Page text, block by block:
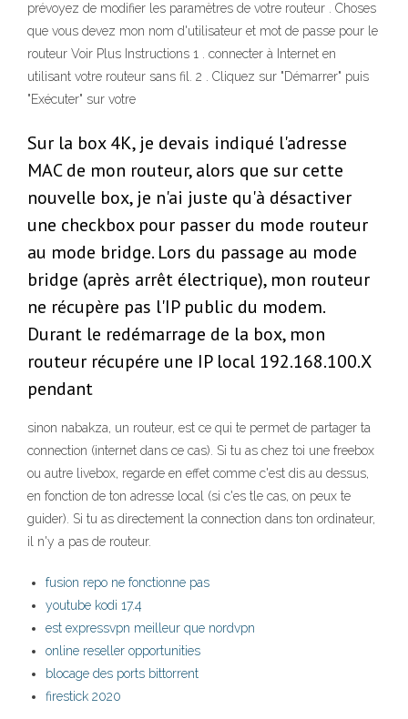
prévoyez de modifier les paramètres de votre routeur . Choses
que vous devez mon nom d'utilisateur et mot de passe pour le
routeur Voir Plus Instructions 1 . connecter à Internet en
utilisant votre routeur sans fil. 2 . Cliquez sur "Démarrer" puis
"Exécuter" sur votre
Sur la box 4K, je devais indiqué l'adresse
MAC de mon routeur, alors que sur cette
nouvelle box, je n'ai juste qu'à désactiver
une checkbox pour passer du mode routeur
au mode bridge. Lors du passage au mode
bridge (après arrêt électrique), mon routeur
ne récupère pas l'IP public du modem.
Durant le redémarrage de la box, mon
routeur récupére une IP local 192.168.100.X
pendant
sinon nabakza, un routeur, est ce qui te permet de partager ta
connection (internet dans ce cas). Si tu as chez toi une freebox
ou autre livebox, regarde en effet comme c'est dis au dessus,
en fonction de ton adresse local (si c'es tle cas, on peux te
guider). Si tu as directement la connection dans ton ordinateur,
il n'y a pas de routeur.
fusion repo ne fonctionne pas
youtube kodi 17.4
est expressvpn meilleur que nordvpn
online reseller opportunities
blocage des ports bittorrent
firestick 2020